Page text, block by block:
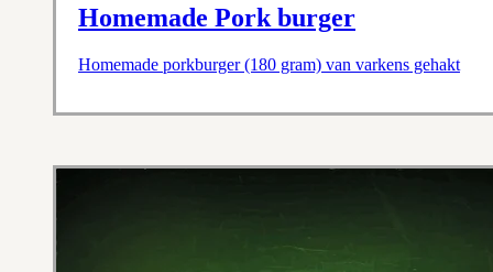
Homemade Pork burger
Homemade porkburger (180 gram) van varkens gehakt